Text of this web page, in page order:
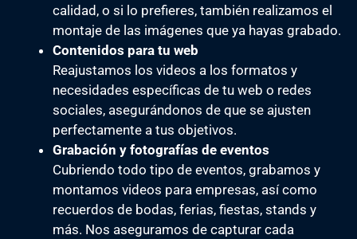
calidad, o si lo prefieres, también realizamos el
montaje de las imágenes que ya hayas grabado.
Contenidos para tu web
Reajustamos los videos a los formatos y
necesidades específicas de tu web o redes
sociales, asegurándonos de que se ajusten
perfectamente a tus objetivos.
Grabación y fotografías de eventos
Cubriendo todo tipo de eventos, grabamos y
montamos videos para empresas, así como
recuerdos de bodas, ferias, fiestas, stands y
más. Nos aseguramos de capturar cada